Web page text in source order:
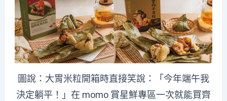
圖說：大胃米粒開箱時直接笑說：「今年端午我
決定躺平！」在 momo 賞星鮮專區一次就能買齊